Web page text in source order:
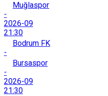
Muğlaspor
-
2026-09
21:30
Bodrum FK
-
Bursaspor
-
2026-09
21:30